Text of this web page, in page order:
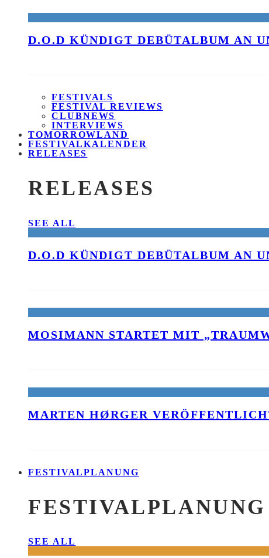
D.O.D KÜNDIGT DEBÜTALBUM AN
FESTIVALS
FESTIVAL REVIEWS
CLUBNEWS
INTERVIEWS
TOMORROWLAND
FESTIVALKALENDER
RELEASES
RELEASES
SEE ALL
D.O.D KÜNDIGT DEBÜTALBUM AN
MOSIMANN STARTET MIT
MARTEN HØRGER
FESTIVALPLANUNG
FESTIVALPLANUNG
SEE ALL